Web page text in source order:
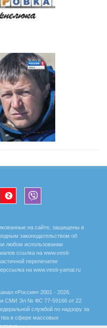
на сайте, защищены в
законодательством об
любом использовании
ссылка на www.vesti-
перепечатке
на www.vesti-yamal.ru
«Россия» 2001 - 2026.
СМИ Эл № ФС 77-59166 от 22
службой по надзору за
в сфере массовых